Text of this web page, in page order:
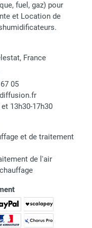
fuel, gaz) pour
et Location de
France
05
13h30-17h30
et de traitement
de l'air